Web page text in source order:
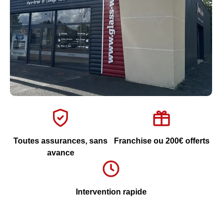
Toutes assurances, sans
avance
Franchise ou 200€ offerts
Intervention rapide